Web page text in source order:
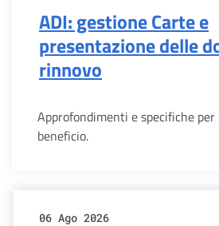
ADI: gestione Carte e
presentazione delle
rinnovo
Approfondimenti e specifiche
beneficio.
06 Ago 2026